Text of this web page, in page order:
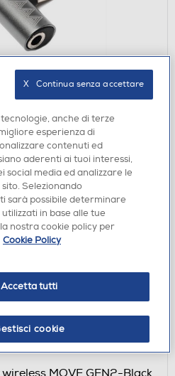
C/JACK 3,5
verifica
AGGIUNGI
MOVE GEN2-Black
anche di terze
esperienza di
contenuti ed
aderenti ai tuoi interessi,
media ed analizzare le
Selezionando
sarà possibile determinare
in base alle tue
nostra cookie policy per
Cookie Policy
Accetta tutti
cookie
X   Continua senza accettare